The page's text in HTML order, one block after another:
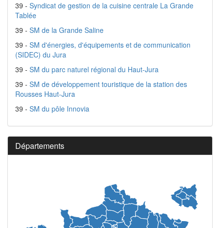
39 - Syndicat de gestion de la cuisine centrale La Grande
Tablée
39 - SM de la Grande Saline
39 - SM d'énergies, d'équipements et de communication
(SIDEC) du Jura
39 - SM du parc naturel régional du Haut-Jura
39 - SM de développement touristique de la station des
Rousses Haut-Jura
39 - SM du pôle Innovia
Départements